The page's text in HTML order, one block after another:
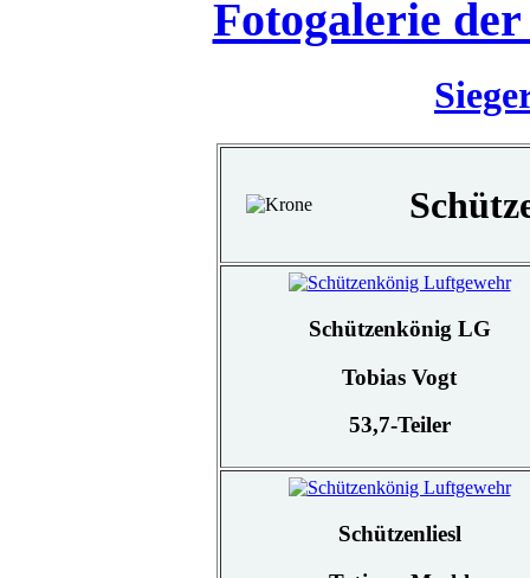
Fotogalerie
Schützenkönig LG
Tobias Vogt
53,7-Teiler
Schützenliesl